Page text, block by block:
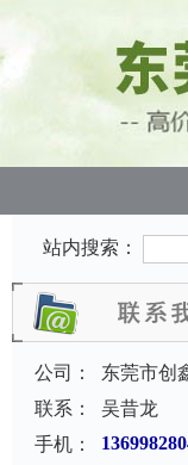
站内搜索：
公司：
东莞市创
联系：
吴昔龙
手机：